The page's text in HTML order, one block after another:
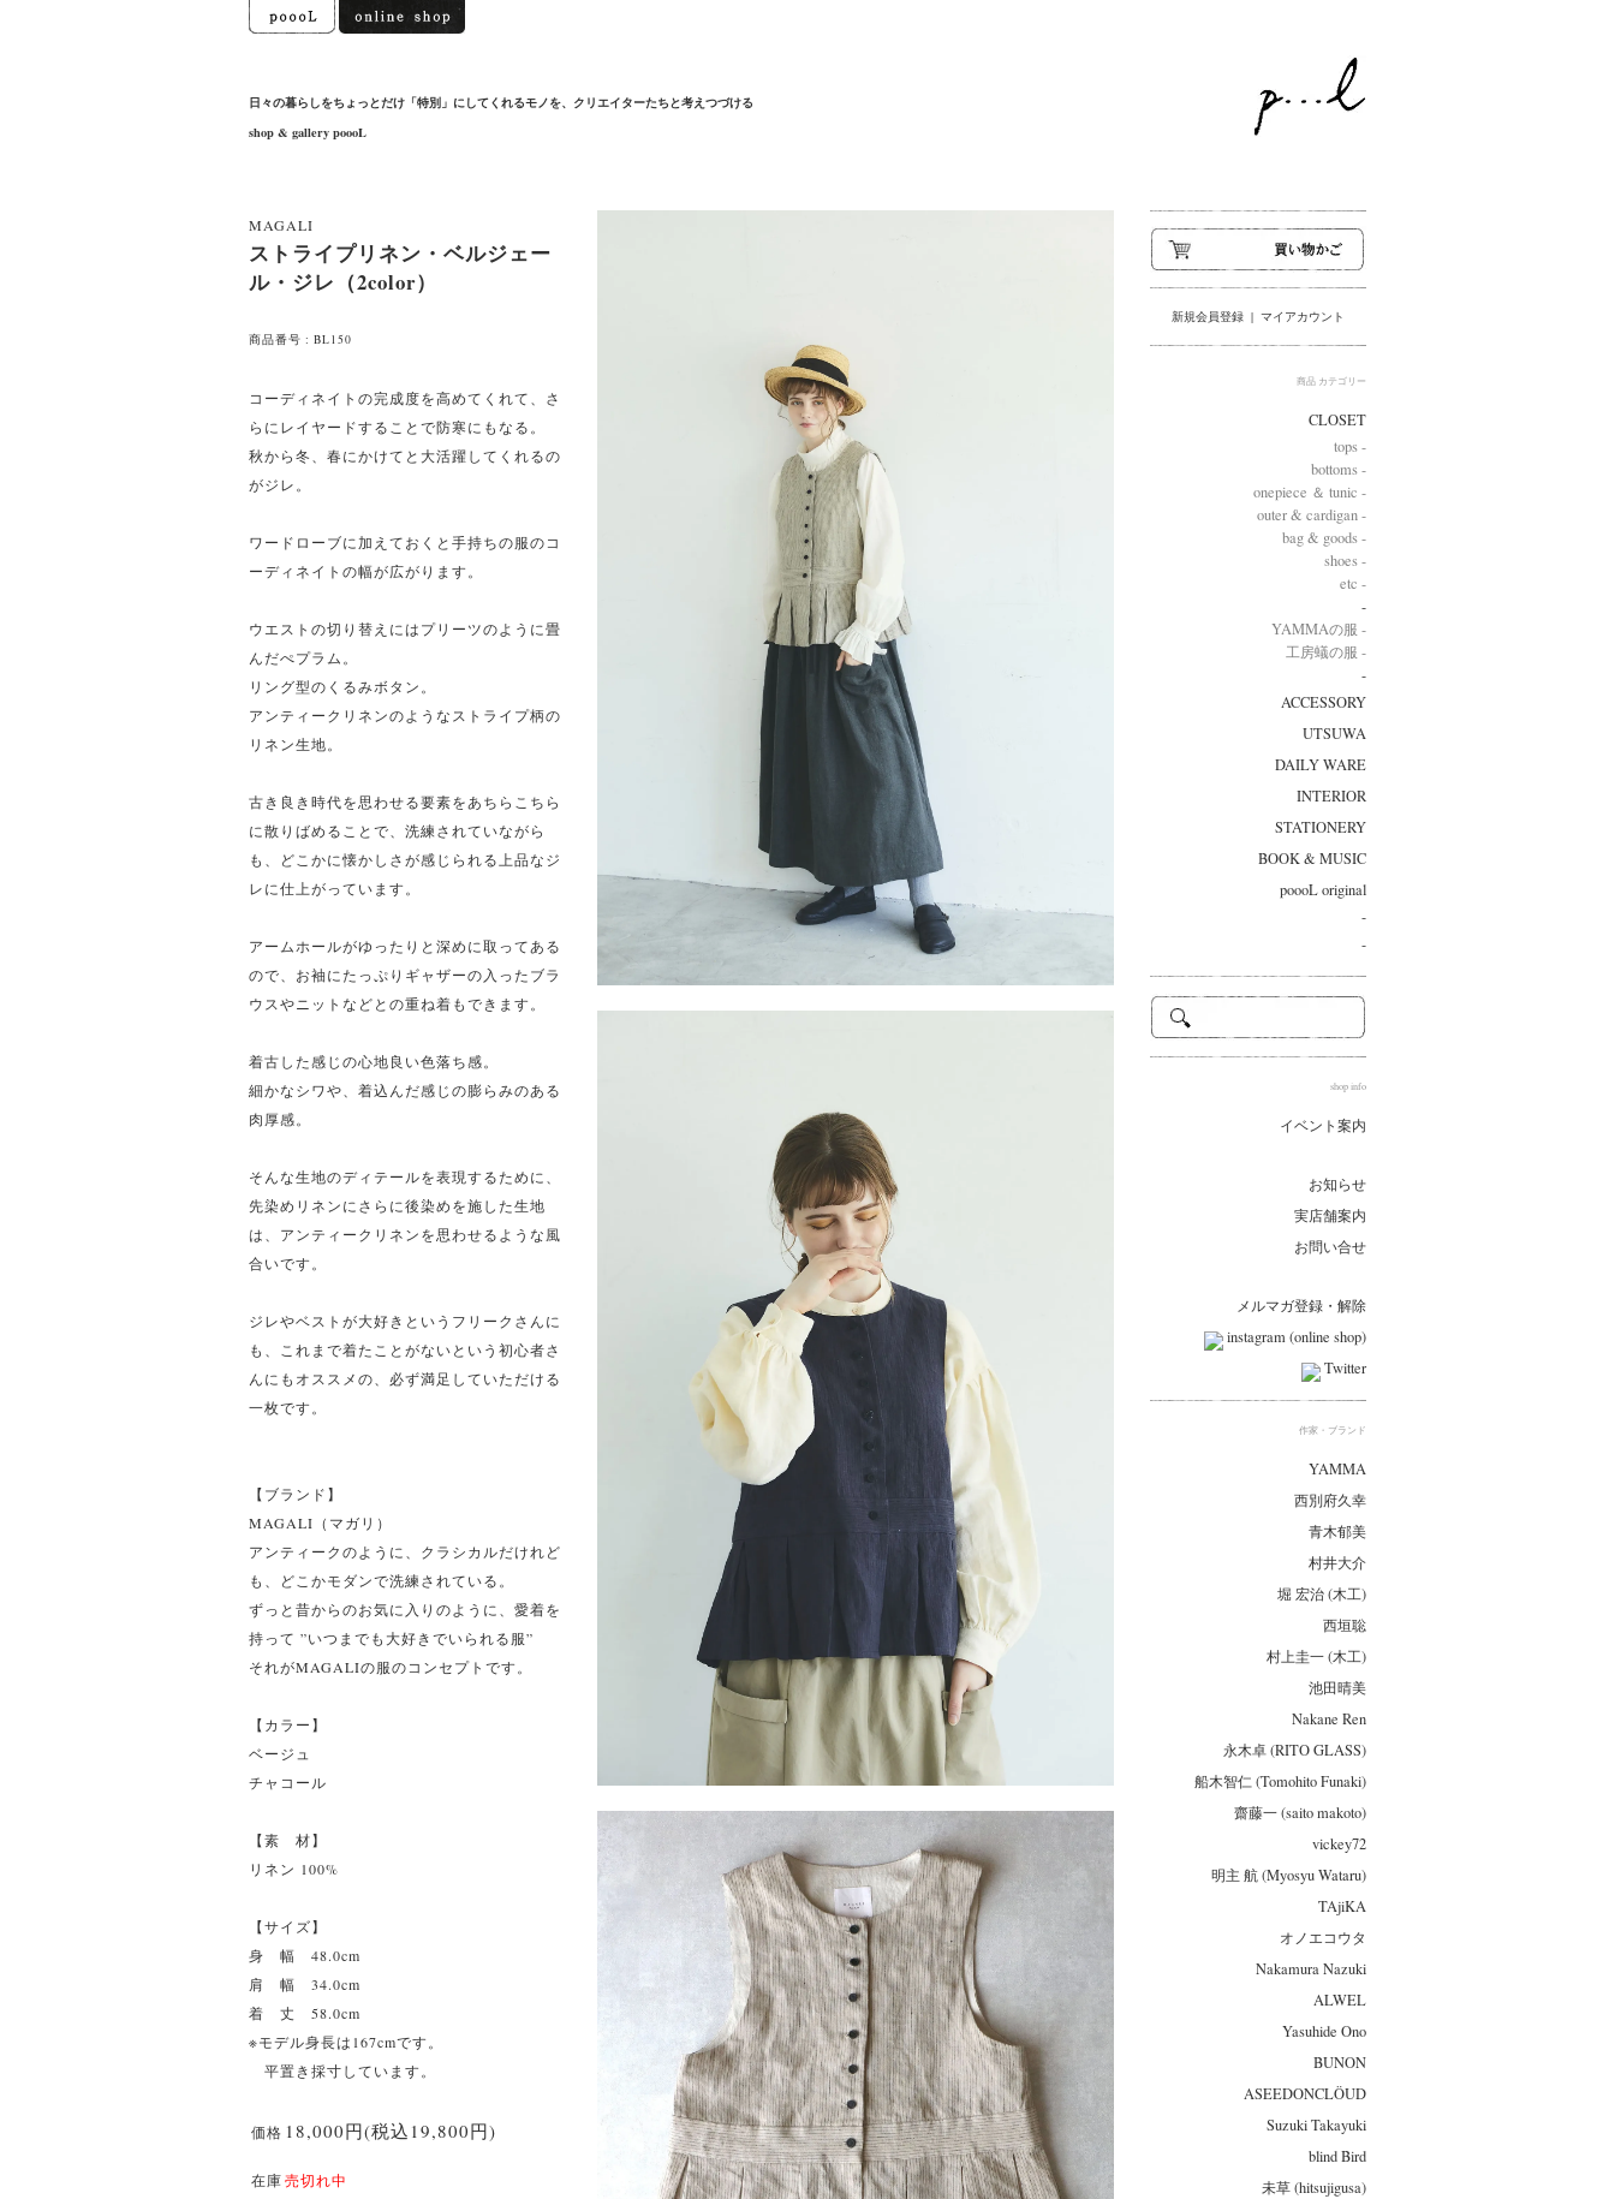
日々の暮らしをちょっとだけ「特別」にしてくれるモノを、クリエイターたちと考えつづける
shop & gallery poooL
MAGALI
ストライプリネン・ベルジェー
ル・ジレ（2color）
商品番号 : BL150
コーディネイトの完成度を高めてくれて、さ
らにレイヤードすることで防寒にもなる。
秋から冬、春にかけてと大活躍してくれるの
がジレ。
ワードローブに加えておくと手持ちの服のコ
ーディネイトの幅が広がります。
ウエストの切り替えにはプリーツのように畳
んだぺプラム。
リング型のくるみボタン。
アンティークリネンのようなストライプ柄の
リネン生地。
古き良き時代を思わせる要素をあちらこちら
に散りばめることで、洗練されていながら
も、どこかに懐かしさが感じられる上品なジ
レに仕上がっています。
アームホールがゆったりと深めに取ってある
ので、お袖にたっぷりギャザーの入ったブラ
ウスやニットなどとの重ね着もできます。
着古した感じの心地良い色落ち感。
細かなシワや、着込んだ感じの膨らみのある
肉厚感。
そんな生地のディテールを表現するために、
先染めリネンにさらに後染めを施した生地
は、アンティークリネンを思わせるような風
合いです。
ジレやベストが大好きというフリークさんに
も、これまで着たことがないという初心者さ
んにもオススメの、必ず満足していただける
一枚です。
【ブランド】
MAGALI（マガリ）
アンティークのように、クラシカルだけれど
も、どこかモダンで洗練されている。
ずっと昔からのお気に入りのように、愛着を
持って ”いつまでも大好きでいられる服”
それがMAGALIの服のコンセプトです。
【カラー】
ベージュ
チャコール
【素 材】
リネン 100%
【サイズ】
身 幅 48.0cm
肩 幅 34.0cm
着 丈 58.0cm
※モデル身長は167cmです。
平置き採寸しています。
価格 18,000円(税込19,800円)
在庫売切れ中
新規会員登録 | マイアカウント
商品 カテゴリー
CLOSET
tops -
bottoms -
onepiece ＆ tunic -
outer & cardigan -
bag & goods -
shoes -
etc -
-
YAMMAの服 -
工房蟻の服 -
-
ACCESSORY
UTSUWA
DAILY WARE
INTERIOR
STATIONERY
BOOK & MUSIC
poooL original
-
-
shop info
イベント案内
お知らせ
実店舗案内
お問い合せ
メルマガ登録・解除
instagram (online shop)
Twitter
作家・ブランド
YAMMA
西別府久幸
青木郁美
村井大介
堀 宏治 (木工)
西垣聡
村上圭一 (木工)
池田晴美
Nakane Ren
永木卓 (RITO GLASS)
船木智仁 (Tomohito Funaki)
齋藤一 (saito makoto)
vickey72
明主 航 (Myosyu Wataru)
TAjiKA
オノエコウタ
Nakamura Nazuki
ALWEL
Yasuhide Ono
BUNON
ASEEDONCLÖUD
Suzuki Takayuki
blind Bird
未草 (hitsujigusa)